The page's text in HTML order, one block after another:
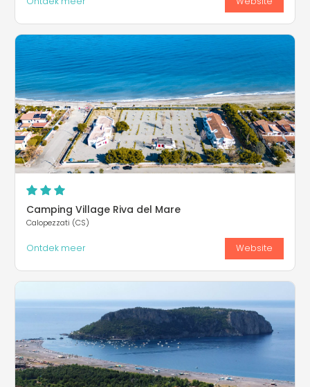
Camping Village Riva del Mare
Calopezzati (CS)
Ontdek meer Website